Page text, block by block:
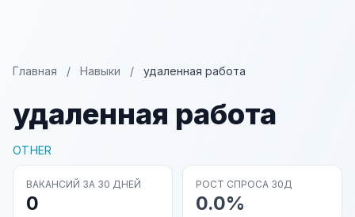
Главная / Навыки / удаленная работа
удаленная работа
OTHER
ВАКАНСИЙ ЗА 30 ДНЕЙ
0
РОСТ СПРОСА 30Д
0.0%